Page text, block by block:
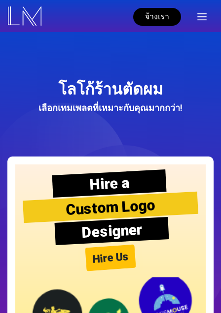
จ้างเรา
โลโก้ร้านตัดผม
เลือกเทมเพลตที่เหมาะกับคุณมากกว่า!
Hire a
Custom Logo
Designer
Hire Us